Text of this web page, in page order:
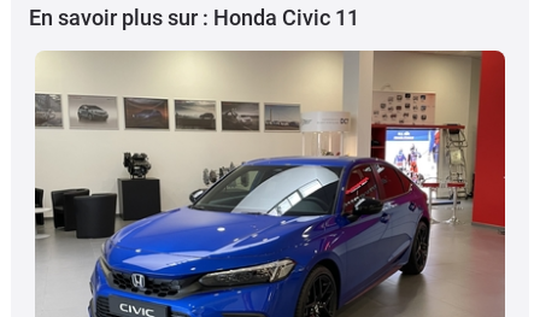
En savoir plus sur : Honda Civic 11